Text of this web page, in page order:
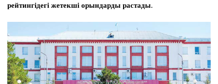
рейтингідегі жетекші орындарды растады.